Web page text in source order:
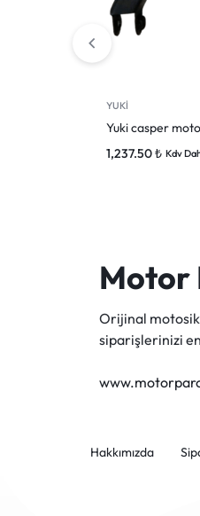
YUKİ
Yuki casper
1,237.50₺ Kdv
Motor
Orijinal
siparişlerinizi
Hakkımızda